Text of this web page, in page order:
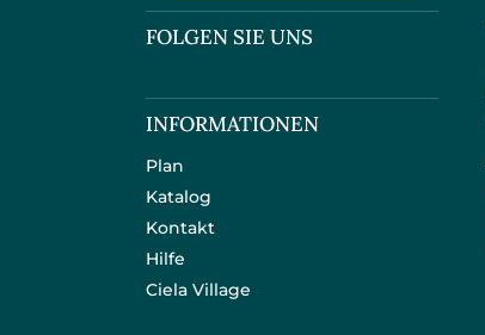
FOLGEN SIE UNS
INFORMATIONEN
Plan
Katalog
Kontakt
Hilfe
Ciela Village